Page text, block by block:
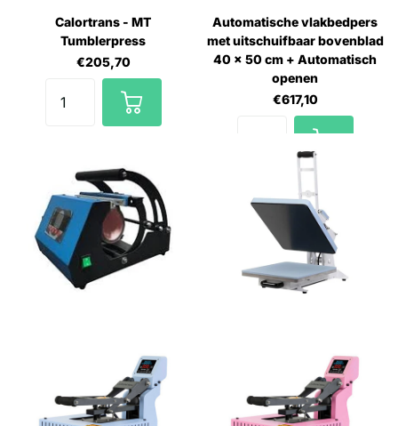
Calortrans - MT
Tumblerpress
€205,70
Automatische vlakbedpers
met uitschuifbaar bovenblad
40 x 50 cm + Automatisch
openen
€617,10